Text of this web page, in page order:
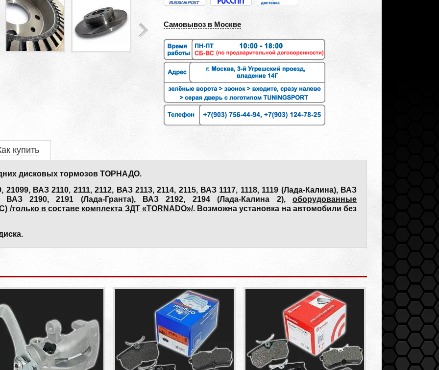
Самовывоз в Москве
купить
дисковых тормозов ТОРНАДО.
ВАЗ 2110, 2111, 2112, ВАЗ 2113, 2114, 2115, ВАЗ 1117, 1118, 1119 (Лада-Калина), ВАЗ
ВАЗ 2190, 2191 (Лада-Гранта), ВАЗ 2192, 2194 (Лада-Калина 2), оборудованные
/только в составе комплекта ЗДТ «TORNADO»/. Возможна установка на автомобили без